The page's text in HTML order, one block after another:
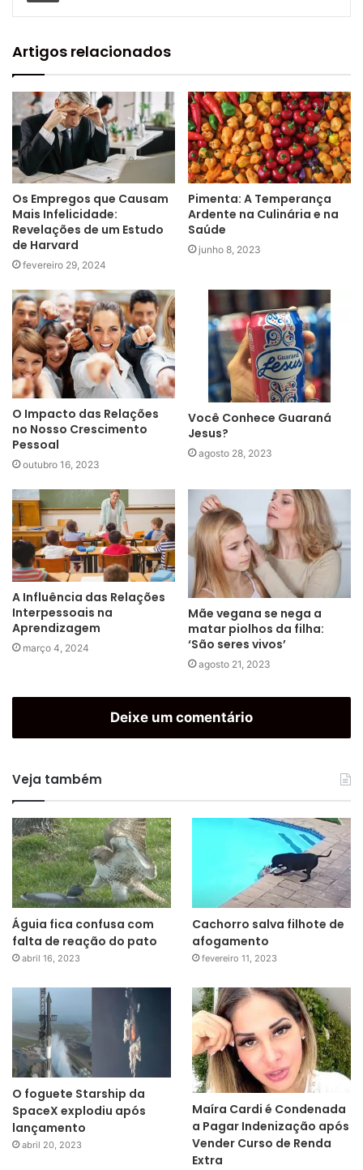
Artigos relacionados
Os Empregos que Causam
Mais Infelicidade:
Revelações de um Estudo
de Harvard
fevereiro 29, 2024
Pimenta: A Temperança
Ardente na Culinária e na
Saúde
junho 8, 2023
O Impacto das Relações
no Nosso Crescimento
Pessoal
outubro 16, 2023
Você Conhece Guaraná
Jesus?
agosto 28, 2023
A Influência das Relações
Interpessoais na
Aprendizagem
março 4, 2024
Mãe vegana se nega a
matar piolhos da filha:
‘São seres vivos’
agosto 21, 2023
Deixe um comentário
Veja também
Águia fica confusa com
falta de reação do pato
abril 16, 2023
Cachorro salva filhote de
afogamento
fevereiro 11, 2023
O foguete Starship da
SpaceX explodiu após
lançamento
abril 20, 2023
Maíra Cardi é Condenada
a Pagar Indenização após
Vender Curso de Renda
Extra